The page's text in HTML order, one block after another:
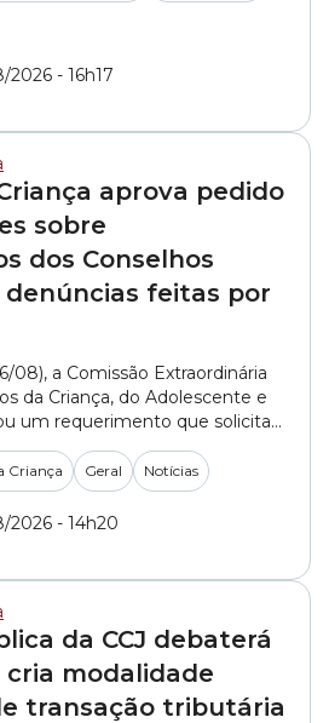
Martini e pelo arquiteto Rodolfo
- 16h17
aprova pedido
sobre
dos Conselhos
feitas por
08), a Comissão Extraordinária
da Criança, do Adolescente e
um requerimento que solicita
Tutelares da cidade de São
realizados os atendimentos e
de denúncias feitas por
O documento, apresentado
Criança Geral Notícias
- 14h20
da CCJ debaterá
modalidade
transação tributária